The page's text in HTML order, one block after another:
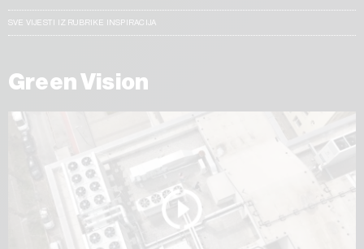
SVE VIJESTI IZ RUBRIKE INSPIRACIJA
Green Vision